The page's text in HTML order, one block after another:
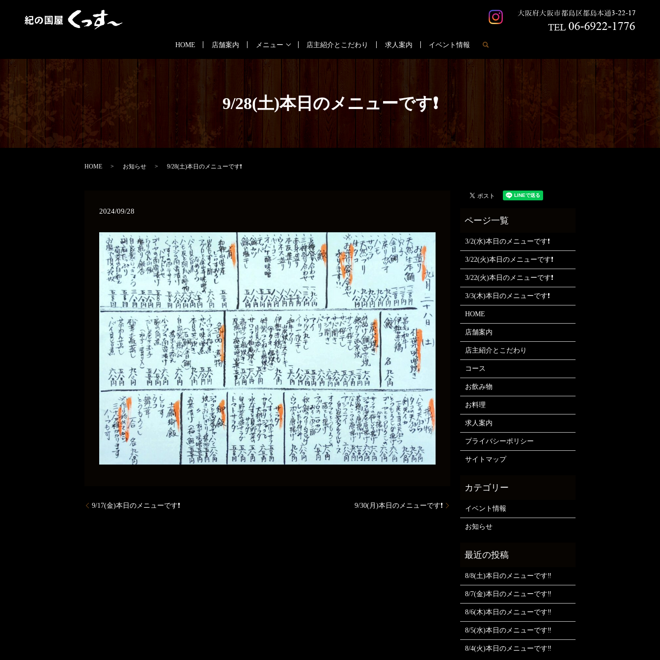
HOME 店舗案内 メニュー 店主紹介とこだわり 求人案内 イベント情報
9/28(土)本日のメニューです❗️
HOME お知らせ 9/28(土)本日のメニューです❗️
2024/09/28
9/17(金)本日のメニューです❗️ 9/30(月)本日のメニューです❗️
3/2(水)本日のメニューです❗
3/22(火)本日のメニューです❗
3/22(火)本日のメニューです❗
3/3(木)本日のメニューです❗
HOME
店舗案内
店主紹介とこだわり
コース
お飲み物
お料理
求人案内
プライバシーポリシー
サイトマップ
イベント情報
お知らせ
8/8(土)本日のメニューです‼️
8/7(金)本日のメニューです‼️
8/6(木)本日のメニューです‼️
8/5(水)本日のメニューです‼️
8/4(火)本日のメニューです‼️